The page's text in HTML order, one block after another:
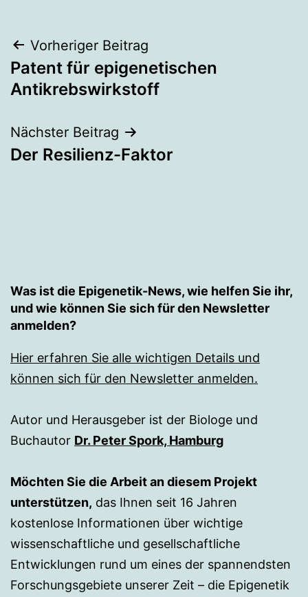
Beitragsnavigation
Vorheriger Beitrag
Patent für epigenetischen
Antikrebswirkstoff
Nächster Beitrag
Der Resilienz-Faktor
Was ist die Epigenetik-News, wie helfen Sie ihr,
und wie können Sie sich für den Newsletter
anmelden?
Hier erfahren Sie alle wichtigen Details und
können sich für den Newsletter anmelden.
Autor und Herausgeber ist der Biologe und
Buchautor Dr. Peter Spork, Hamburg
Möchten Sie die Arbeit an diesem Projekt
unterstützen, das Ihnen seit 16 Jahren
kostenlose Informationen über wichtige
wissenschaftliche und gesellschaftliche
Entwicklungen rund um eines der spannendsten
Forschungsgebiete unserer Zeit – die Epigenetik